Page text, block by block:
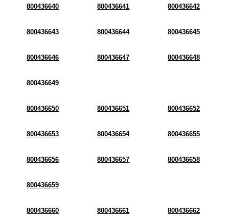
800436640 800436641 800436642
800436643 800436644 800436645
800436646 800436647 800436648
800436649
800436650 800436651 800436652
800436653 800436654 800436655
800436656 800436657 800436658
800436659
800436660 800436661 800436662